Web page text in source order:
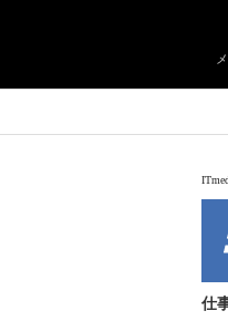
仕